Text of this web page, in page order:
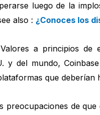
luego de la
also : ¿Conoces los
a principios de
y del mundo,
que deberían
preocupaciones de